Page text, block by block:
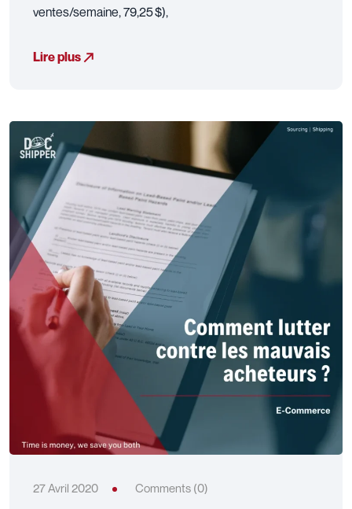
ventes/semaine, 79,25 $),
Lire plus
27 Avril 2020 Comments (0)